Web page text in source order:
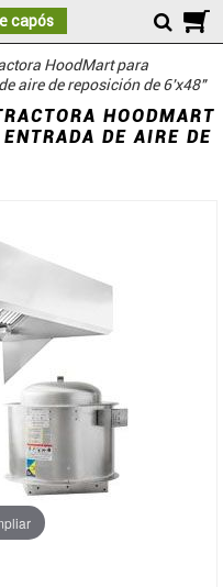
capós
HoodMart para
aire de reposición de 6'x48"
HOODMART
DE AIRE DE